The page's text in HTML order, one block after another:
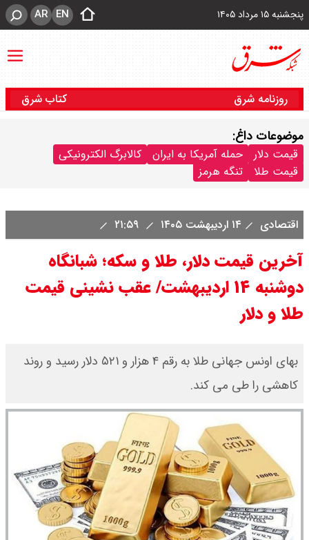
پنجشنبه ۱۵ مرداد ۱۴۰۵ EN
AR
روزنامه شرق کتاب شرق
موضوعات داغ:
قیمت دلار حمله آمریکا به ایران
کالابرگ الکترونیکی
قیمت طلا
تنگه هرمز
اقتصادی ۱۴ اردیبهشت ۱۴۰۵
آخرین قیمت دلار، طلا و سکه؛ شبانگاه
دوشنبه ۱۴ اردیبهشت/ عقب نشینی قیمت
طلا و دلار
بهای اونس جهانی طلا به رقم ۴ هزار و ۵۲۱ دلار رسید و روند
کاهشی را طی می کند.